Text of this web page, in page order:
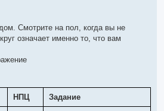
Смотрите на пол, когда вы не
означает именно то, что вам
НПЦ Задание